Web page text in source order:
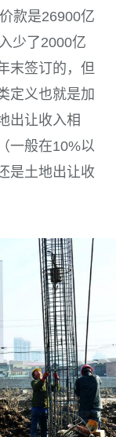
款是26900亿
少了2000亿
末签订的，但
定义也就是加
出让收入相
一般在10%以
是土地出让收